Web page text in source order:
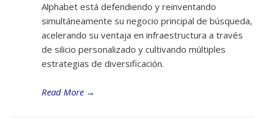
Alphabet está defendiendo y reinventando
simultáneamente su negocio principal de búsqueda,
acelerando su ventaja en infraestructura a través
de silicio personalizado y cultivando múltiples
estrategias de diversificación.
Read More →